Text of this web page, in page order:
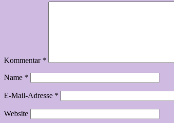
Kommentar *
Name *
E-Mail-Adresse *
Website